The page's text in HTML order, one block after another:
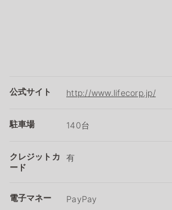
公式サイト http://www.lifecorp.jp/
駐車場 140台
クレジットカ
ード
有
電子マネー PayPay